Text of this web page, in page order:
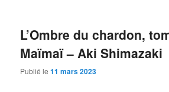
L’Ombre du chardon,
Maïmaï – Aki Shimazaki
Publié le11 mars 2023